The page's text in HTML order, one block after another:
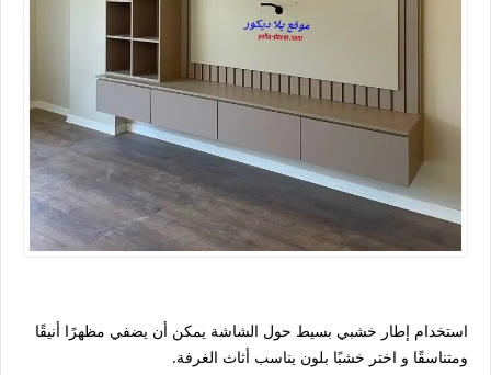
استخدام إطار خشبي بسيط حول الشاشة يمكن أن يضفي مظهرًا أنيقًا
ومتناسقًا و اختر خشبًا بلون يناسب أثاث الغرفة.